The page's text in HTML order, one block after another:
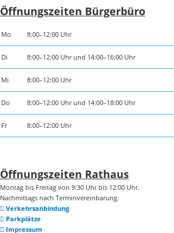
Öffnungszeiten Bürgerbüro
Mo 8:00–12:00 Uhr
Di 8:00–12:00 Uhr und 14:00–16:00 Uhr
Mi 8:00–12:00 Uhr
Do 8:00–12:00 Uhr und 14:00–18:00 Uhr
Fr 8:00–12:00 Uhr
Öffnungszeiten Rathaus
Montag bis Freitag von 9:30 Uhr bis 12:00 Uhr.
Nachmittags nach Terminvereinbarung.
Verkehrsanbindung
Parkplätze
Impressum